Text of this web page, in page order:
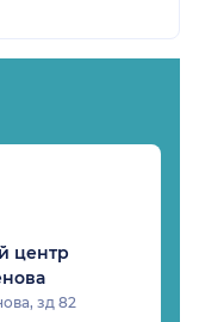
центр
зд 82